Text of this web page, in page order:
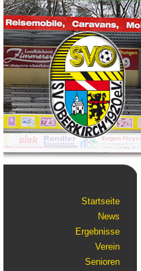
Startseite
News
Ergebnisse
Verein
Senioren